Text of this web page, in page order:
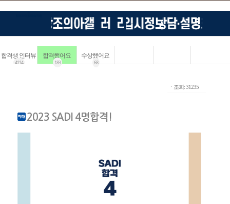
합격생 인터뷰
4114
합격했어요
183
수상했어요
68
ㆍ조회: 31235
2023 SADI 4명합격!